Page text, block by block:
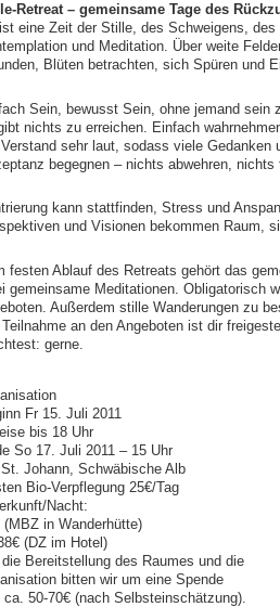
Retreat – gemeinsame Tage des
eine Zeit der Stille, des Schweigens,
und Meditation. Über weite
Blüten betrachten, sich Spüren und
Sein, bewusst Sein, ohne jemand sein
nichts zu erreichen. Einfach
sehr laut, sodass viele Gedanken
begegnen – nichts abwehren, nichts
kann stattfinden, Stress und
und Visionen bekommen Raum,
festen Ablauf des Retreats gehört das
gemeinsame Meditationen. Obligatorisch
Außerdem stille Wanderungen zu
Teilnahme an den Angeboten ist dir
gerne.
Fr 15. Juli 2011
bis 18 Uhr
So 17. Juli 2011 – 15 Uhr
Johann, Schwäbische Alb
Bio-Verpflegung 25€/Tag
Nacht:
(MBZ in Wanderhütte)
(DZ im Hotel)
die Bereitstellung des Raumes und die
bitten wir um eine Spende
ca. 50-70€ (nach Selbsteinschätzung).